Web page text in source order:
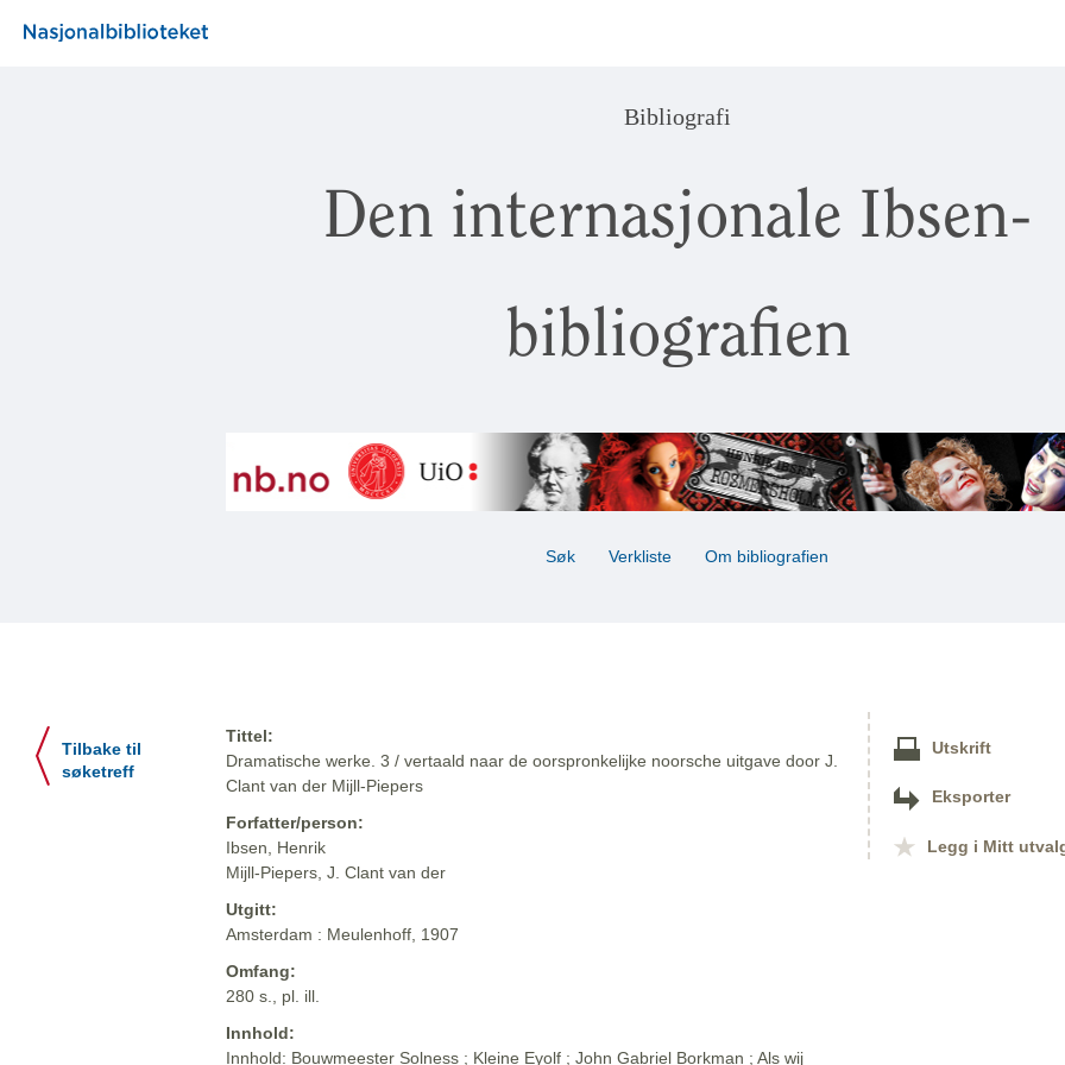
Bibliografi
Den internasjonale Ibsen-
bibliografien
Søk Verkliste Om bibliografien
Tilbake til
søketreff
Tittel:
Dramatische werke. 3 / vertaald naar de oorspronkelijke noorsche uitgave door J.
Clant van der Mijll-Piepers
Forfatter/person:
Ibsen, Henrik
Mijll-Piepers, J. Clant van der
Utgitt:
Amsterdam : Meulenhoff, 1907
Omfang:
280 s., pl. ill.
Innhold:
Innhold: Bouwmeester Solness ; Kleine Eyolf ; John Gabriel Borkman ; Als wij
Utskrift
Eksporter
Legg i Mitt